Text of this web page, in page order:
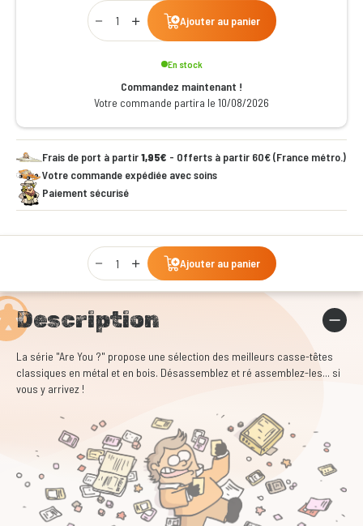
Qty
Ajouter au panier
En stock
Commandez maintenant !
Votre commande partira le 10/08/2026
Frais de port à partir1,95€ - Offerts à partir 60€ (France métro.)
Votre commande expédiée avec soins
Paiement sécurisé
Qty
Ajouter au panier
Description
La série "Are You ?" propose une sélection des meilleurs casse-têtes
classiques en métal et en bois. Désassemblez et ré assemblez-les... si
vous y arrivez !